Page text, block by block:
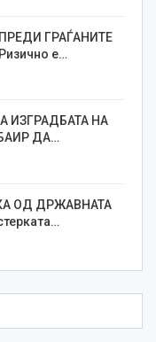
ГРАЃАНИТЕ
е…
ИЗГРАДБАТА НА
ДА…
ОД ДРЖАВНАТА